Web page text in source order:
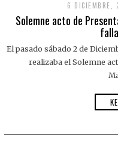
6 DICIEMBRE,
Solemne acto de
El pasado sábado 2 de
realizaba el Solemne